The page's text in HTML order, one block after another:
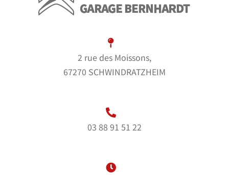
2 rue des Moissons,
67270 SCHWINDRATZHEIM
03 88 91 51 22